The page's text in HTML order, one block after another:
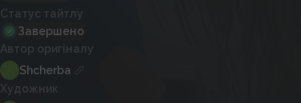
Статус тайтлу
Завершено
Автор оригіналу
Shcherba
Художник